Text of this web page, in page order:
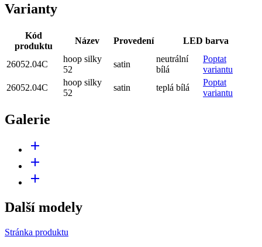
Varianty
Kód
produktu
Název Provedení LED barva
26052.04C
hoop silky
52
satin
neutrální
bílá
Poptat
variantu
26052.04C
hoop silky
52
satin teplá bílá
Poptat
variantu
Galerie
add
add
add
Další modely
Stránka produktu